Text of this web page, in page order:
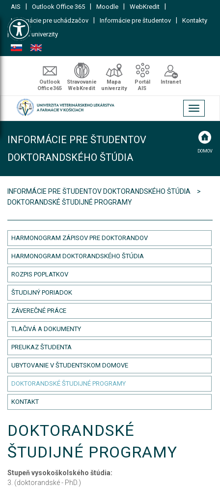
Open toolbar
AIS Outlook Office 365 Moodle WebKredit
Informácie pre uchádzačov Informácie pre študentov Kontakty
| Mapa univerzity
Outlook
Office365
Stravovanie
WebKredit
Mapa
univerzity
Portál
AIS
Intranet
Toggle
INFORMÁCIE PRE ŠTUDENTOV
DOKTORANDSKÉHO ŠTÚDIA
DOMOV
INFORMÁCIE PRE ŠTUDENTOV DOKTORANDSKÉHO ŠTÚDIA
DOKTORANDSKÉ ŠTUDIJNÉ PROGRAMY
HARMONOGRAM ZÁPISOV PRE DOKTORANDOV
HARMONOGRAM DOKTORANDSKÉHO ŠTÚDIA
ROZPIS POPLATKOV
ŠTUDIJNÝ PORIADOK
ZÁVEREČNÉ PRÁCE
TLAČIVÁ A DOKUMENTY
PREUKAZ ŠTUDENTA
UBYTOVANIE V ŠTUDENTSKOM DOMOVE
DOKTORANDSKÉ ŠTUDIJNÉ PROGRAMY
KONTAKT
DOKTORANDSKÉ
ŠTUDIJNÉ PROGRAMY
Stupeň vysokoškolského štúdia:
3. (doktorandské - PhD.)